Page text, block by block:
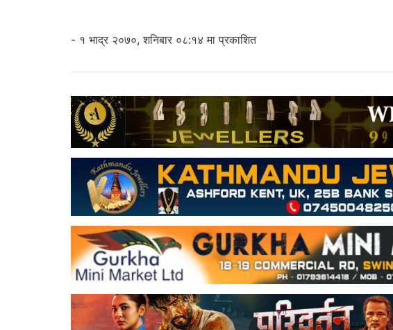
- १ भाद्र २०७०, शनिबार ०८:१४ मा प्रकाशित